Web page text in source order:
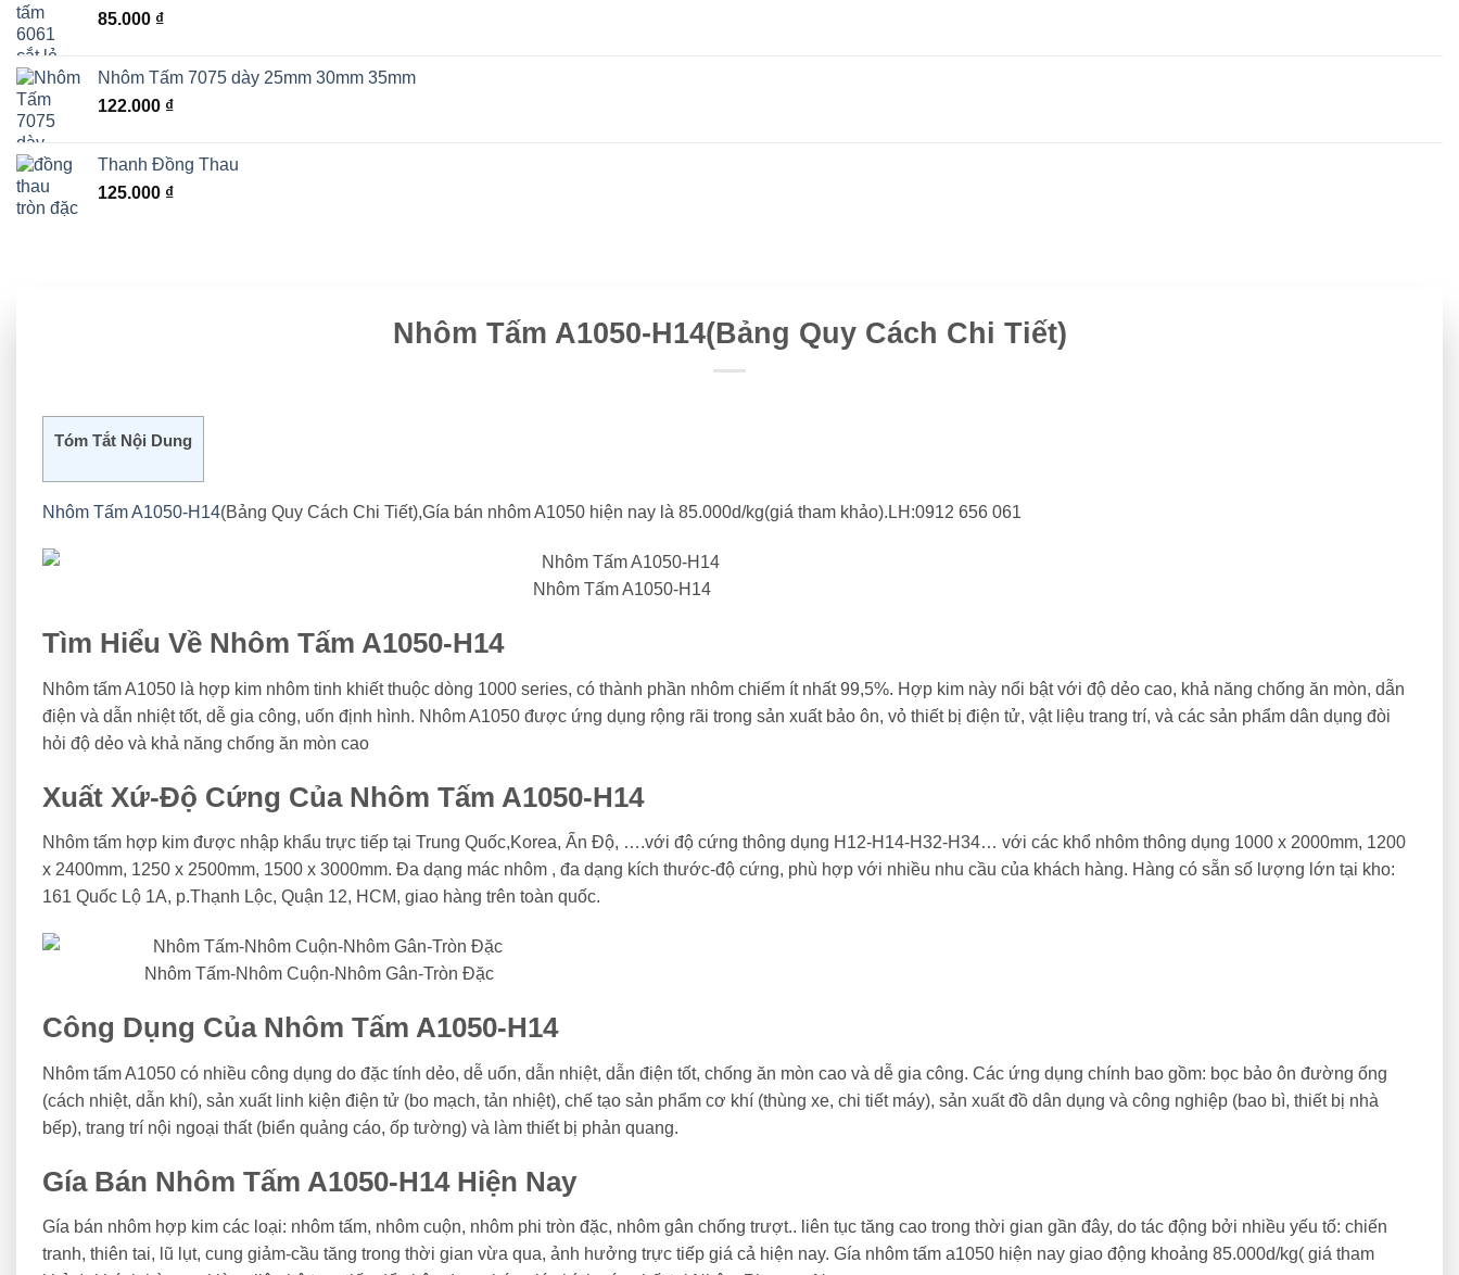
85.000 ₫
Nhôm Tấm 7075 dày 25mm 30mm 35mm
122.000 ₫
Thanh Đồng Thau
125.000 ₫
Nhôm Tấm A1050-H14(Bảng Quy Cách Chi Tiết)
Tóm Tắt Nội Dung
Nhôm Tấm A1050-H14(Bảng Quy Cách Chi Tiết),Gía bán nhôm A1050 hiện nay là 85.000d/kg(giá tham khảo).LH:0912 656 061
Nhôm Tấm A1050-H14
Tìm Hiểu Về Nhôm Tấm A1050-H14
Nhôm tấm A1050 là hợp kim nhôm tinh khiết thuộc dòng 1000 series, có thành phần nhôm chiếm ít nhất 99,5%. Hợp kim này nổi bật với độ dẻo cao, khả năng chống ăn mòn, dẫn
điện và dẫn nhiệt tốt, dễ gia công, uốn định hình. Nhôm A1050 được ứng dụng rộng rãi trong sản xuất bảo ôn, vỏ thiết bị điện tử, vật liệu trang trí, và các sản phẩm dân dụng đòi
hỏi độ dẻo và khả năng chống ăn mòn cao
Xuất Xứ-Độ Cứng Của Nhôm Tấm A1050-H14
Nhôm tấm hợp kim được nhập khẩu trực tiếp tại Trung Quốc,Korea, Ấn Độ, ….với độ cứng thông dụng H12-H14-H32-H34… với các khổ nhôm thông dụng 1000 x 2000mm, 1200
x 2400mm, 1250 x 2500mm, 1500 x 3000mm. Đa dạng mác nhôm , đa dạng kích thước-độ cứng, phù hợp với nhiều nhu cầu của khách hàng. Hàng có sẵn số lượng lớn tại kho:
161 Quốc Lộ 1A, p.Thạnh Lộc, Quận 12, HCM, giao hàng trên toàn quốc.
Nhôm Tấm-Nhôm Cuộn-Nhôm Gân-Tròn Đặc
Công Dụng Của Nhôm Tấm A1050-H14
Nhôm tấm A1050 có nhiều công dụng do đặc tính dẻo, dễ uốn, dẫn nhiệt, dẫn điện tốt, chống ăn mòn cao và dễ gia công. Các ứng dụng chính bao gồm: bọc bảo ôn đường ống
(cách nhiệt, dẫn khí), sản xuất linh kiện điện tử (bo mạch, tản nhiệt), chế tạo sản phẩm cơ khí (thùng xe, chi tiết máy), sản xuất đồ dân dụng và công nghiệp (bao bì, thiết bị nhà
bếp), trang trí nội ngoại thất (biển quảng cáo, ốp tường) và làm thiết bị phản quang.
Gía Bán Nhôm Tấm A1050-H14 Hiện Nay
Gía bán nhôm hợp kim các loại: nhôm tấm, nhôm cuộn, nhôm phi tròn đặc, nhôm gân chống trượt.. liên tục tăng cao trong thời gian gần đây, do tác động bởi nhiều yếu tố: chiến
tranh, thiên tai, lũ lụt, cung giảm-cầu tăng trong thời gian vừa qua, ảnh hưởng trực tiếp giá cả hiện nay. Gía nhôm tấm a1050 hiện nay giao động khoảng 85.000d/kg( giá tham